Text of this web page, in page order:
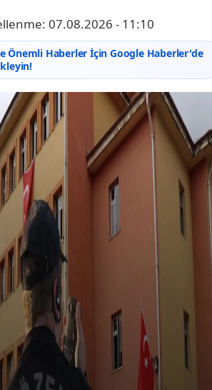
07.08.2026 - 11:10
Önemli Haberler İçin Google Haberler'de